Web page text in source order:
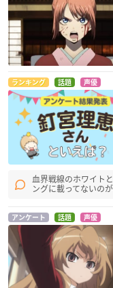
デュエル・マスター
ズ！（2018）
ぴょんこ姫
食戟のソーマ 餐ノ皿
茜ヶ久保もも
ランキング 話題 声優
血界戦線のホワイト
ングに載ってないの
アンケート 話題 声優